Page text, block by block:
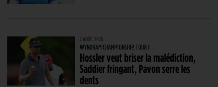
7 AOÛT. 2026
WYNDHAM CHAMPIONSHIP, TOUR 1
Hossler veut briser la malédiction,
Saddier fringant, Pavon serre les
dents